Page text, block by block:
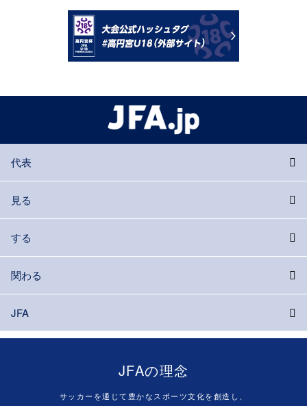
代表
見る
する
関わる
JFA
JFAの理念
サッカーを通じて豊かなスポーツ文化を創造し、